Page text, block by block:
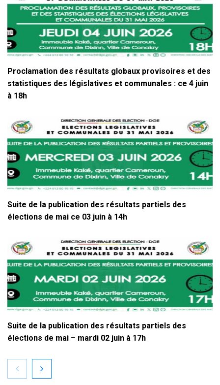
Proclamation des résultats globaux provisoires et des
statistiques des législatives et communales : ce 4 juin
à 18h
Suite de la publication des résultats partiels des
élections de mai ce 03 juin à 14h
Suite de la publication des résultats partiels des
élections de mai – mardi 02 juin à 17h